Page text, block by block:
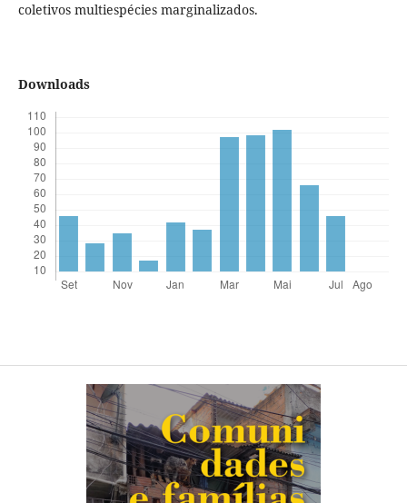
coletivos multiespécies marginalizados.
Downloads